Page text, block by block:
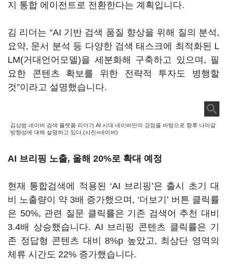
지 통합 에이전트로 전환한다는 계획입니다.
김 리더는 “AI 기반 검색 품질 향상을 위해 질의 분석,
요약, 문서 분석 등 다양한 검색 태스크에 최적화된 L
LM(거대언어모델)을 세분화해 구축하고 있으며, 필
요한 콘텐츠 확보를 위한 전략적 투자도 병행할
것”이라고 설명했습니다.
김상범 네이버 검색 플랫폼 리더가 AI 시대 네이버만의 강점을 바탕으로 향후 나아갈
방향성에 대해 설명하고 있다.(사진=네이버)
AI 브리핑 노출, 올해 20%로 확대 예정
현재 통합검색에 적용된 ‘AI 브리핑’은 출시 초기 대
비 노출량이 약 3배 증가했으며, ‘더보기’ 버튼 클릭률
은 50%, 관련 질문 클릭률은 기존 검색어 추천 대비
3.4배 상승했습니다. AI 브리핑 콘텐츠 클릭률은 기
존 정답형 콘텐츠 대비 8%p 높았고, 최상단 영역의
체류 시간도 22% 증가했습니다.